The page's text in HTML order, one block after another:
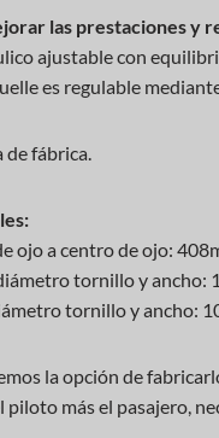
las prestaciones y
ajustable con
es regulable
fábrica.
ojo a centro de ojo:
tornillo y ancho:
tornillo y ancho:
la opción de
piloto más el pasajero,